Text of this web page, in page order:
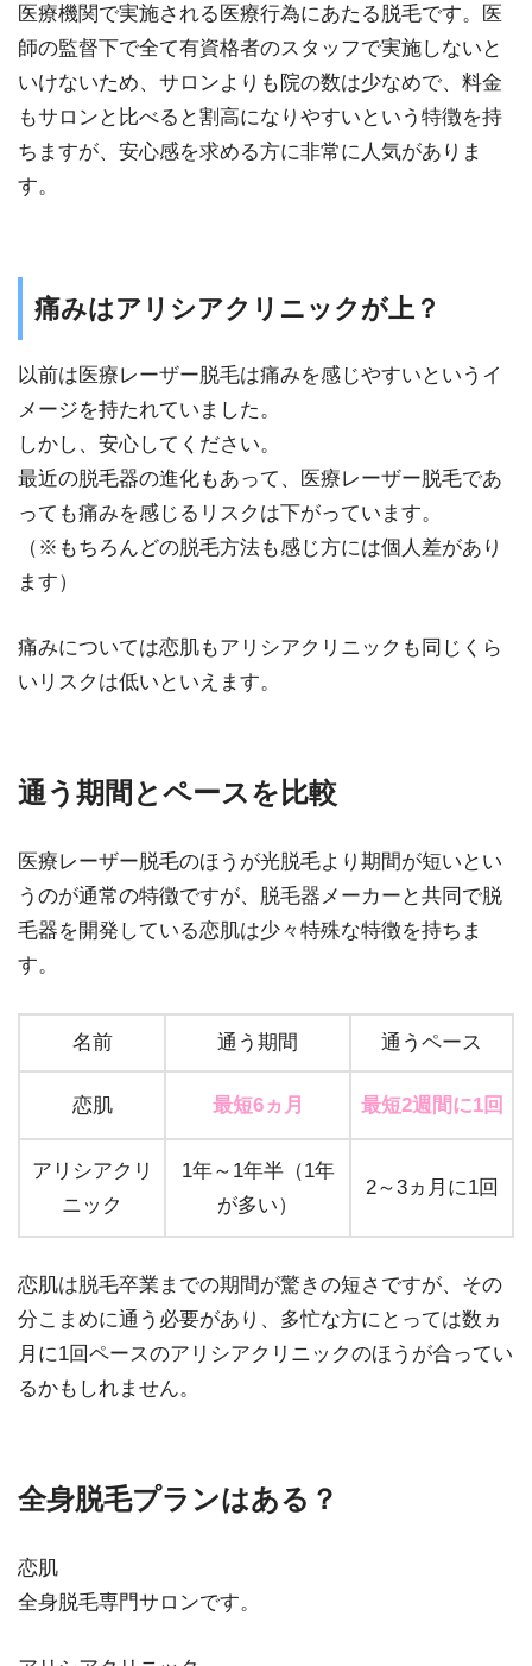
医療機関で実施される医療行為にあたる脱毛です。医
師の監督下で全て有資格者のスタッフで実施しないと
いけないため、サロンよりも院の数は少なめで、料金
もサロンと比べると割高になりやすいという特徴を持
ちますが、安心感を求める方に非常に人気がありま
す。
痛みはアリシアクリニックが上？
以前は医療レーザー脱毛は痛みを感じやすいというイ
メージを持たれていました。
しかし、安心してください。
最近の脱毛器の進化もあって、医療レーザー脱毛であ
っても痛みを感じるリスクは下がっています。
（※もちろんどの脱毛方法も感じ方には個人差があり
ます）
痛みについては恋肌もアリシアクリニックも同じくら
いリスクは低いといえます。
通う期間とペースを比較
医療レーザー脱毛のほうが光脱毛より期間が短いとい
うのが通常の特徴ですが、脱毛器メーカーと共同で脱
毛器を開発している恋肌は少々特殊な特徴を持ちま
す。
名前 通う期間 通うペース
恋肌 最短6ヵ月 最短2週間に1回
アリシアクリ
ニック
1年～1年半（1年
が多い）
2～3ヵ月に1回
恋肌は脱毛卒業までの期間が驚きの短さですが、その
分こまめに通う必要があり、多忙な方にとっては数ヵ
月に1回ペースのアリシアクリニックのほうが合ってい
るかもしれません。
全身脱毛プランはある？
恋肌
全身脱毛専門サロンです。